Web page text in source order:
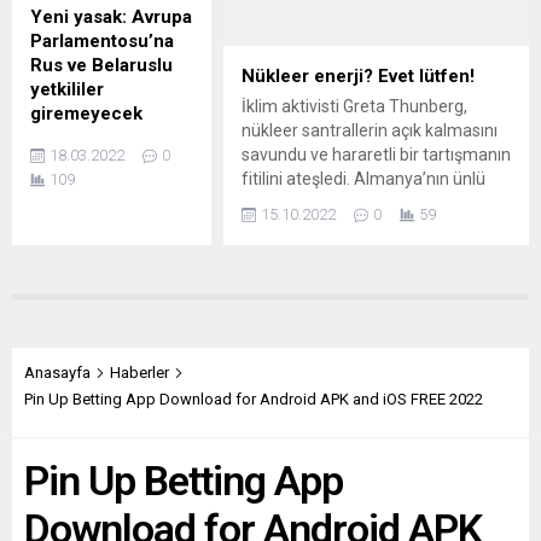
yardımın bir parçası
olarak ülkesinin
Ukrayna’ya
helikopter
sağlayacağını
duyurdu. Ayrıca,
Ukrayna’nın Rusya’ya
desteğimiz
Yeni yasak: Avrupa
Parlamentosu’na
Rus ve Belaruslu
yetkililer
giremeyecek
Parlamentosu (AP)
Başkanı Roberta
duyurdu. Roberta
Metsola, yaptığı
“Bugünden itibaren
Rusya ve Belarus
diplomatik ve
18.03.2022
0
109
Nükleer enerji? Evet lütfen!
İklim aktivisti Greta Thunberg,
nükleer santrallerin açık kalmasını
savundu ve hararetli bir tartışmanın
fitilini ateşledi. Almanya’nın ünlü
Maischberger TV programında
“Halihazırda çalışıyorlarsa, onları
YANLIŞ YOLDA Frankfurter
15.10.2022 0 59
Anasayfa
Haberler
Pin Up Betting App Download for Android APK and iOS FREE 2022
Pin Up Betting App
Download for Android APK